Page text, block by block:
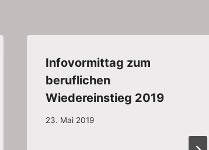
Infovormittag zum
beruflichen
Wiedereinstieg 2019
23. Mai 2019